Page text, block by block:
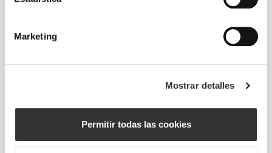
Marketing
Mostrar detalles
Permitir todas las cookies
que ofrece
CARACTERÍSTICAS
PRINCIPALES
SECADO RÁPIDO
El tejido de alta tecnología expulsa la